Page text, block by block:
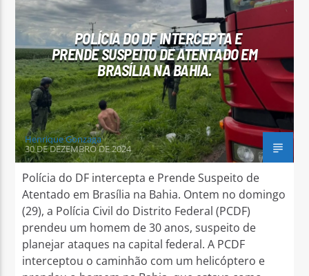
Arara Azul FM
POLÍCIA DO DF INTERCEPTA E
PRENDE SUSPEITO DE ATENTADO EM
BRASÍLIA NA BAHIA.
Henrique Gonzaga
30 DE DEZEMBRO DE 2024
Polícia do DF intercepta e Prende Suspeito de
Atentado em Brasília na Bahia. Ontem no domingo
(29), a Polícia Civil do Distrito Federal (PCDF)
prendeu um homem de 30 anos, suspeito de
planejar ataques na capital federal. A PCDF
interceptou o caminhão com um helicóptero e